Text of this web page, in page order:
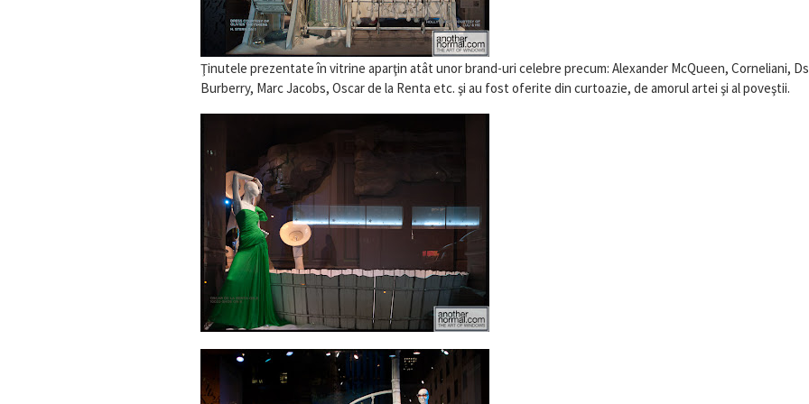
Ţinutele prezentate în vitrine aparţin atât unor brand-uri celebre precum: Alexander McQueen, Corneliani,
Burberry, Marc Jacobs, Oscar de la Renta etc. şi au fost oferite din curtoazie, de amorul artei şi al poveştii.